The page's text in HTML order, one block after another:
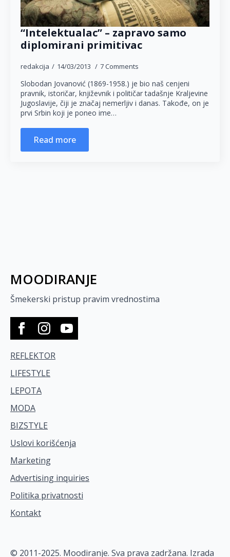
“Intelektualac” – zapravo samo
diplomirani primitivac
redakcija 14/03/2013 7 Comments
Slobodan Jovanović (1869-1958.) je bio naš cenjeni
pravnik, istoričar, književnik i političar tadašnje Kraljevine
Jugoslavije, čiji je značaj nemerljiv i danas. Takođe, on je
prvi Srbin koji je poneo ime…
Read more
MOODIRANJE
Šmekerski pristup pravim vrednostima
REFLEKTOR
LIFESTYLE
LEPOTA
MODA
BIZSTYLE
Uslovi korišćenja
Marketing
Advertising inquiries
Politika privatnosti
Kontakt
© 2011-2025. Moodiranje. Sva prava zadržana. Izrada